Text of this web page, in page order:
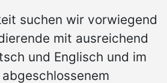
suchen wir vorwiegend
mit ausreichend
und Englisch und im